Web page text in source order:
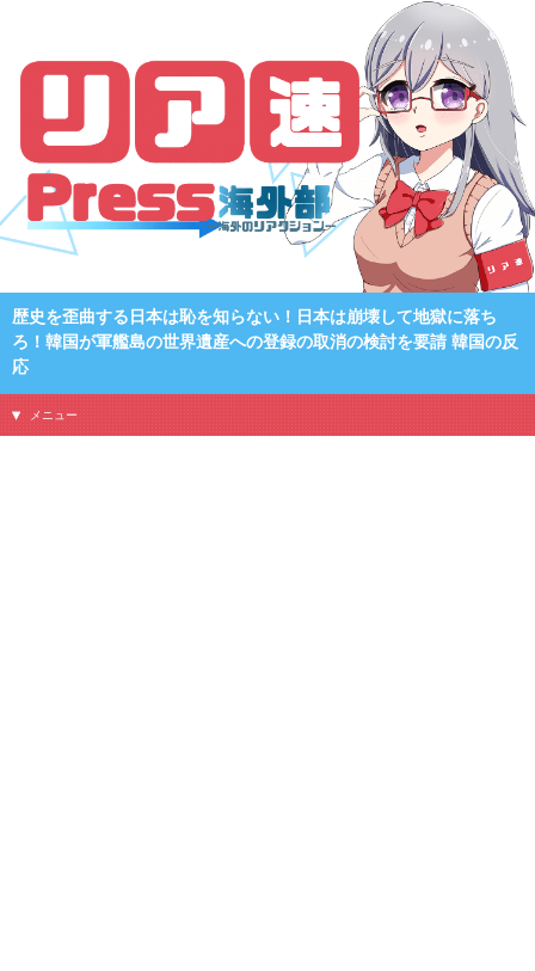
歴史を歪曲する日本は恥を知らない！日本は崩壊して地獄に落ち
ろ！韓国が軍艦島の世界遺産への登録の取消の検討を要請 韓国の反
応
メニュー